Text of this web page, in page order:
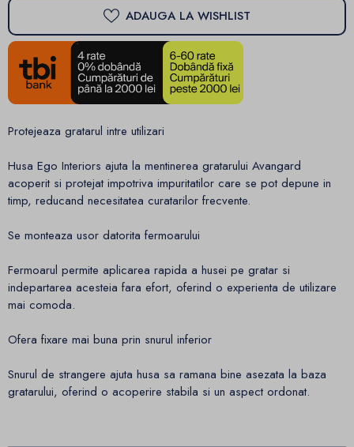
ADAUGA LA WISHLIST
Protejeaza gratarul intre utilizari
Husa Ego Interiors ajuta la mentinerea gratarului Avangard
acoperit si protejat impotriva impuritatilor care se pot depune in
timp, reducand necesitatea curatarilor frecvente.
Se monteaza usor datorita fermoarului
Fermoarul permite aplicarea rapida a husei pe gratar si
indepartarea acesteia fara efort, oferind o experienta de utilizare
mai comoda.
Ofera fixare mai buna prin snurul inferior
Snurul de strangere ajuta husa sa ramana bine asezata la baza
gratarului, oferind o acoperire stabila si un aspect ordonat.